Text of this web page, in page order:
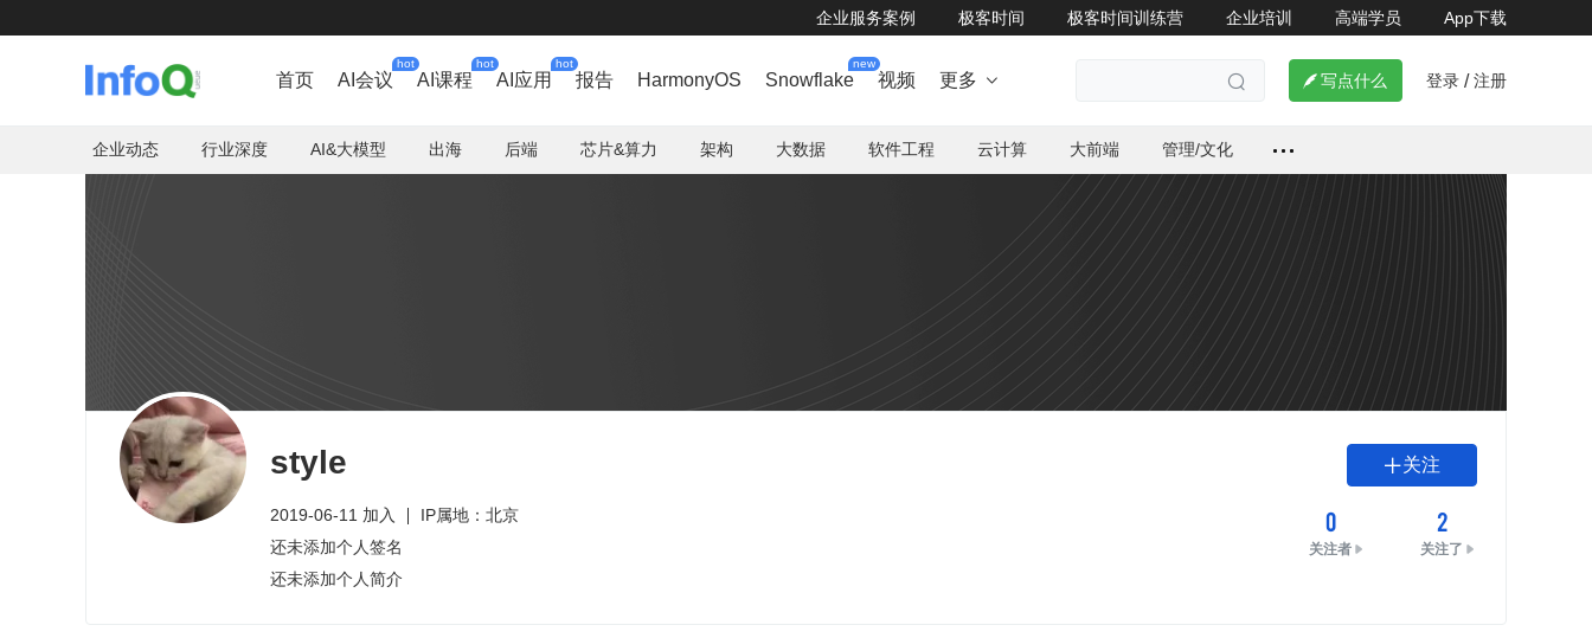
企业服务案例 极客时间 极客时间训练营 企业培训 高端学员 App下载
首页 AI会议
hot
AI课程
hot
AI应用
hot
报告 HarmonyOS Snowflake
new
视频 更多    写点什么 登录 / 注册
企业动态 行业深度 AI&大模型 出海 后端 芯片&算力 架构 大数据 软件工程 云计算 大前端 管理/文化
style
2019-06-11 加入
IP属地：北京
还未添加个人签名
还未添加个人简介
关注
0
关注者
2
关注了